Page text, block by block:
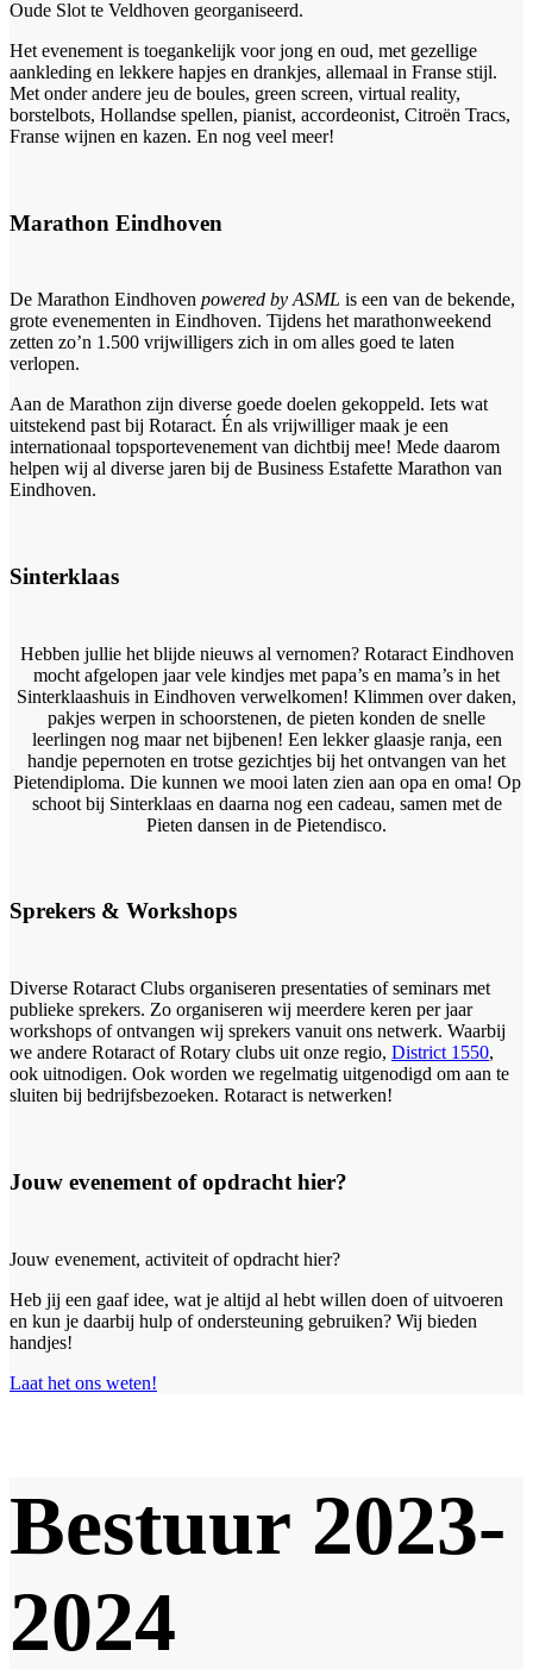
Oude Slot te Veldhoven georganiseerd.
Het evenement is toegankelijk voor jong en oud, met gezellige
aankleding en lekkere hapjes en drankjes, allemaal in Franse stijl.
Met onder andere jeu de boules, green screen, virtual reality,
borstelbots, Hollandse spellen, pianist, accordeonist, Citroën Tracs,
Franse wijnen en kazen. En nog veel meer!
Marathon Eindhoven
De Marathon Eindhoven powered by ASML is een van de bekende,
grote evenementen in Eindhoven. Tijdens het marathonweekend
zetten zo’n 1.500 vrijwilligers zich in om alles goed te laten
verlopen.
Aan de Marathon zijn diverse goede doelen gekoppeld. Iets wat
uitstekend past bij Rotaract. Én als vrijwilliger maak je een
internationaal topsportevenement van dichtbij mee! Mede daarom
helpen wij al diverse jaren bij de Business Estafette Marathon van
Eindhoven.
Sinterklaas
Hebben jullie het blijde nieuws al vernomen? Rotaract Eindhoven
mocht afgelopen jaar vele kindjes met papa’s en mama’s in het
Sinterklaashuis in Eindhoven verwelkomen! Klimmen over daken,
pakjes werpen in schoorstenen, de pieten konden de snelle
leerlingen nog maar net bijbenen! Een lekker glaasje ranja, een
handje pepernoten en trotse gezichtjes bij het ontvangen van het
Pietendiploma. Die kunnen we mooi laten zien aan opa en oma! Op
schoot bij Sinterklaas en daarna nog een cadeau, samen met de
Pieten dansen in de Pietendisco.
Sprekers & Workshops
Diverse Rotaract Clubs organiseren presentaties of seminars met
publieke sprekers. Zo organiseren wij meerdere keren per jaar
workshops of ontvangen wij sprekers vanuit ons netwerk. Waarbij
we andere Rotaract of Rotary clubs uit onze regio, District 1550,
ook uitnodigen. Ook worden we regelmatig uitgenodigd om aan te
sluiten bij bedrijfsbezoeken. Rotaract is netwerken!
Jouw evenement of opdracht hier?
Jouw evenement, activiteit of opdracht hier?
Heb jij een gaaf idee, wat je altijd al hebt willen doen of uitvoeren
en kun je daarbij hulp of ondersteuning gebruiken? Wij bieden
handjes!
Laat het ons weten!
Bestuur 2023-
2024